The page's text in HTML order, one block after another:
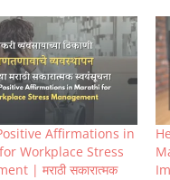
Affirmations in
Workplace Stress
| मराठी सकारात्मक